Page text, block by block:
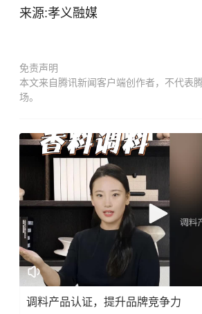
来源:孝义融媒
免责声明
本文来自腾讯新闻客户端创作者，不代表
场。
调料产品认证，提升品牌竞争力